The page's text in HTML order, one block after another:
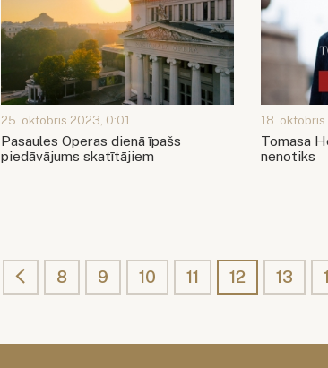
25. oktobris 2023, 0:01
Pasaules Operas dienā īpašs
piedāvājums skatītājiem
18.
Tomasa
nenotiks
8 9 10 11 12 13